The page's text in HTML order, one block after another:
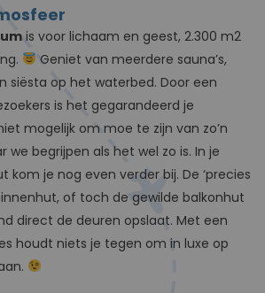
is voor lichaam en geest, 2.300 m2
Geniet van meerdere sauna’s,
siësta op het waterbed. Door een
is het gegarandeerd je
mogelijk om moe te zijn van zo’n
we begrijpen als het wel zo is. In je
kom je nog even verder bij. De ‘precies
of toch de gewilde balkonhut
direct de deuren opslaat. Met een
houdt niets je tegen om in luxe op